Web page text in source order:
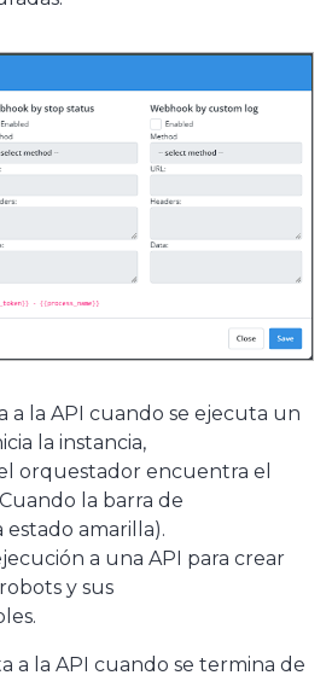
a la API cuando se ejecuta un
la instancia,
orquestador encuentra el
la barra de
estado amarilla).
a una API para crear
y sus
a la API cuando se termina de